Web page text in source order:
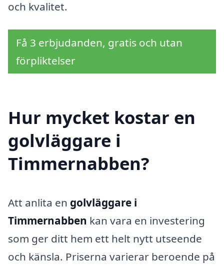
och kvalitet.
Få 3 erbjudanden, gratis och utan
förpliktelser
Hur mycket kostar en
golvläggare i
Timmernabben?
Att anlita en golvläggare i
Timmernabben kan vara en investering
som ger ditt hem ett helt nytt utseende
och känsla. Priserna varierar beroende på